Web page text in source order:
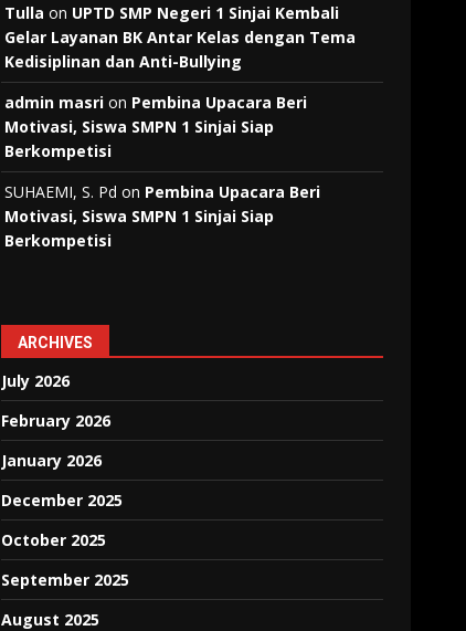
Tulla on UPTD SMP Negeri 1 Sinjai Kembali
Gelar Layanan BK Antar Kelas dengan Tema
Kedisiplinan dan Anti-Bullying
admin masri on Pembina Upacara Beri
Motivasi, Siswa SMPN 1 Sinjai Siap
Berkompetisi
SUHAEMI, S. Pd on Pembina Upacara Beri
Motivasi, Siswa SMPN 1 Sinjai Siap
Berkompetisi
ARCHIVES
July 2026
February 2026
January 2026
December 2025
October 2025
September 2025
August 2025